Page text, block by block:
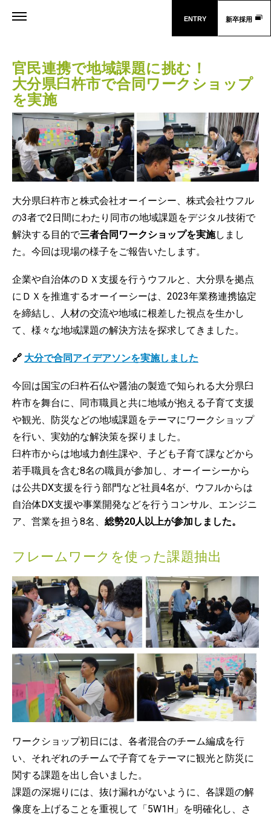
新卒採用
ENTRY
官民連携で地域課題に挑む！
大分県臼杵市で合同ワークショップ
を実施
大分県臼杵市と株式会社オーイーシー、株式会社ウフル
の3者で2日間にわたり同市の地域課題をデジタル技術で
解決する目的で三者合同ワークショップを実施しまし
た。今回は現場の様子をご報告いたします。
企業や自治体のＤＸ支援を行うウフルと、大分県を拠点
にＤＸを推進するオーイーシーは、2023年業務連携協定
を締結し、人材の交流や地域に根差した視点を生かし
て、様々な地域課題の解決方法を探求してきました。
🔗 大分で合同アイデアソンを実施しました
今回は国宝の臼杵石仏や醤油の製造で知られる大分県臼
杵市を舞台に、同市職員と共に地域が抱える子育て支援
や観光、防災などの地域課題をテーマにワークショップ
を行い、実効的な解決策を探りました。
臼杵市からは地域力創生課や、子ども子育て課などから
若手職員を含む8名の職員が参加し、オーイーシーから
は公共DX支援を行う部門など社員4名が、ウフルからは
自治体DX支援や事業開発などを行うコンサル、エンジニ
ア、営業を担う8名、 総勢20人以上が参加しました。
フレームワークを使った課題抽出
ワークショップ初日には、各者混合のチーム編成を行
い、それぞれのチームで子育てをテーマに観光と防災に
関する課題を出し合いました。
課題の深堀りには、抜け漏れがないように、各課題の解
像度を上げることを重視して「5W1H」を明確化し、さ